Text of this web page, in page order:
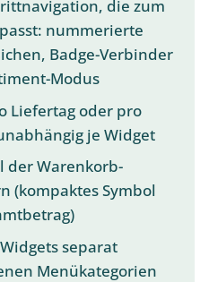
die zum
nummerierte
Badge-Verbinder
Modus
Liefertag oder pro
je Widget
der Warenkorb-
(kompaktes Symbol
separat
Menükategorien